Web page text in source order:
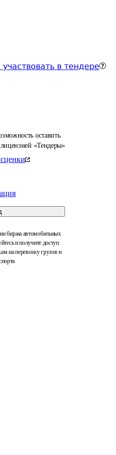
участвовать в тендере
оставить
«Тендеры»
биржа автомобильных
и получите доступ
на перевозку грузов и